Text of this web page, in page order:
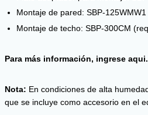
Montaje de pared: SBP-125WMW1
Montaje de techo: SBP-300CM
Para más información, ingrese aqui.
Nota: En condiciones de alta
que se incluye como accesorio en el